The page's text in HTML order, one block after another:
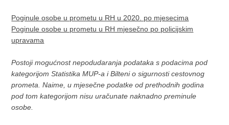
Poginule osobe u prometu u RH u 2020. po mjesecima
Poginule osobe u prometu u RH mjesečno po policijskim
upravama
Postoji mogućnost nepodudaranja podataka s podacima pod
kategorijom Statistika MUP-a i Bilteni o sigurnosti cestovnog
prometa. Naime, u mjesečne podatke od prethodnih godina
pod tom kategorijom nisu uračunate naknadno preminule
osobe.